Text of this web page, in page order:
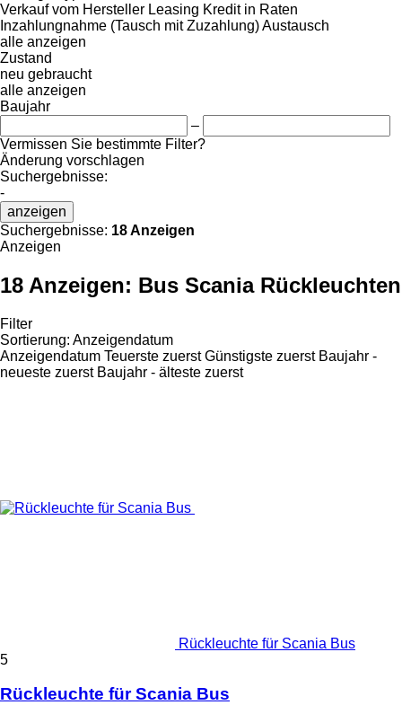
Verkauf vom Hersteller Leasing Kredit in Raten
Inzahlungnahme (Tausch mit Zuzahlung)Austausch
alle anzeigen
Zustand
neu gebraucht
alle anzeigen
Baujahr
–
Vermissen Sie bestimmte Filter?
Änderung vorschlagen
Suchergebnisse:
-
anzeigen
Suchergebnisse: 18 Anzeigen
Anzeigen
18 Anzeigen: Bus Scania Rückleuchten
Filter
Sortierung: Anzeigendatum
Anzeigendatum Teuerste zuerst Günstigste zuerst Baujahr -
neueste zuerst Baujahr - älteste zuerst
Rückleuchte für Scania Bus
5
Rückleuchte für Scania Bus